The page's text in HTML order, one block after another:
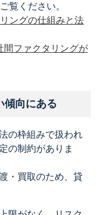
覧ください。
ングの仕組みと法
間ファクタリングが
傾向にある
の枠組みで扱われ
の制約がありま
・買取のため、貸